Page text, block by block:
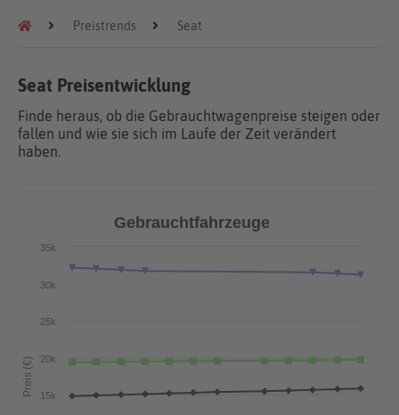
Preistrends Seat
Seat Preisentwicklung
Finde heraus, ob die Gebrauchtwagenpreise steigen oder
fallen und wie sie sich im Laufe der Zeit verändert
haben.
Preis (€)
Gebrauchtfahrzeuge
20k
30k
15k
25k
35k